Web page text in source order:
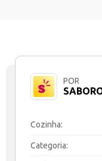
POR
Cozinha:
Categoria: